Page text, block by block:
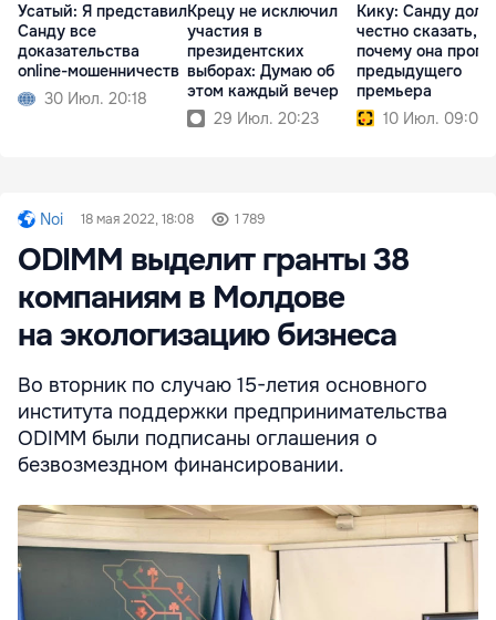
Усатый: Я представил
Санду все
доказательства
online-мошенничеств
30 Июл. 20:18
Крецу не исключил
участия в
президентских
выборах: Думаю об
этом каждый вечер
29 Июл. 20:23
Кику: Санду
честно сказать,
почему она
предыдущего
премьера
10 Июл. 09:05
Noi 18 мая 2022, 18:08 1 789
ODIMM выделит гранты 38
компаниям в Молдове
на экологизацию бизнеса
Во вторник по случаю 15-летия основного
института поддержки предпринимательства
ODIMM были подписаны оглашения о
безвозмездном финансировании.